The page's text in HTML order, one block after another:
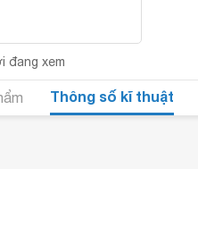
đang xem
Thông số kĩ thuật